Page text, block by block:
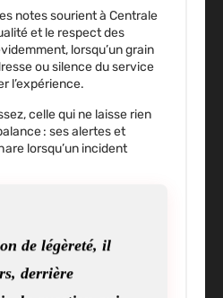
notes sourient à Centrale
et le respect des
lorsqu’un grain
ou silence du service
l’expérience.
celle qui ne laisse rien
: ses alertes et
lorsqu’un incident
de légèreté, il
derrière